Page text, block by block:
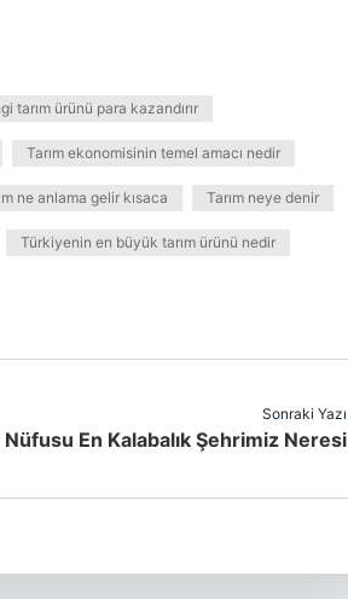
tarım ürünü para kazandırır
Tarım ekonomisinin temel amacı nedir
ne anlama gelir kısaca Tarım neye denir
Türkiyenin en büyük tarım ürünü nedir
Sonraki Yazı
Nüfusu En Kalabalık Şehrimiz Neresi